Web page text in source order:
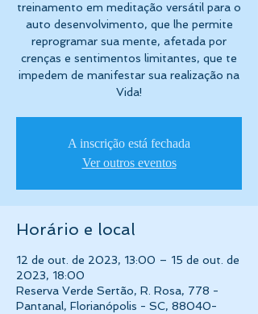
treinamento em meditação versátil para o
auto desenvolvimento, que lhe permite
reprogramar sua mente, afetada por
crenças e sentimentos limitantes, que te
impedem de manifestar sua realização na
Vida!
A inscrição está fechada
Ver outros eventos
Horário e local
12 de out. de 2023, 13:00 – 15 de out. de
2023, 18:00
Reserva Verde Sertão, R. Rosa, 778 -
Pantanal, Florianópolis - SC, 88040-